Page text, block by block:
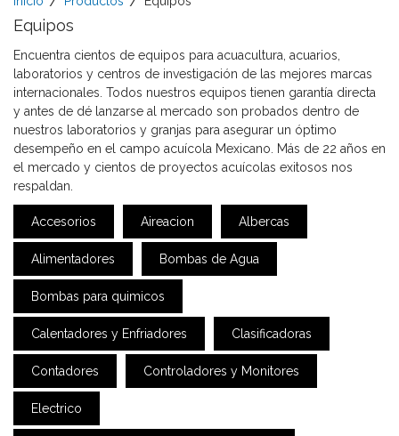
Equipos
Encuentra cientos de equipos para acuacultura, acuarios,
laboratorios y centros de investigación de las mejores marcas
internacionales. Todos nuestros equipos tienen garantía directa
y antes de dé lanzarse al mercado son probados dentro de
nuestros laboratorios y granjas para asegurar un óptimo
desempeño en el campo acuícola Mexicano. Más de 22 años en
el mercado y cientos de proyectos acuícolas exitosos nos
respaldan.
Accesorios Aireacion Albercas
Alimentadores Bombas de Agua
Bombas para quimicos
Calentadores y Enfriadores Clasificadoras
Contadores Controladores y Monitores
Electrico